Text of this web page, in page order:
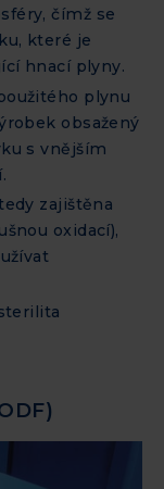
čímž se
které je
hnací plyny.
plynu
obsažený
s vnějším
zajištěna
oxidací),